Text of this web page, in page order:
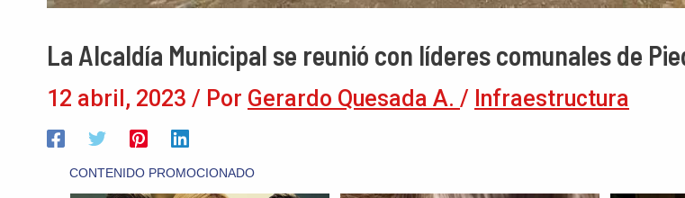
La Alcaldía Municipal se reunió con líderes comunales de
12 abril, 2023 / Por Gerardo Quesada A. / Infraestructura